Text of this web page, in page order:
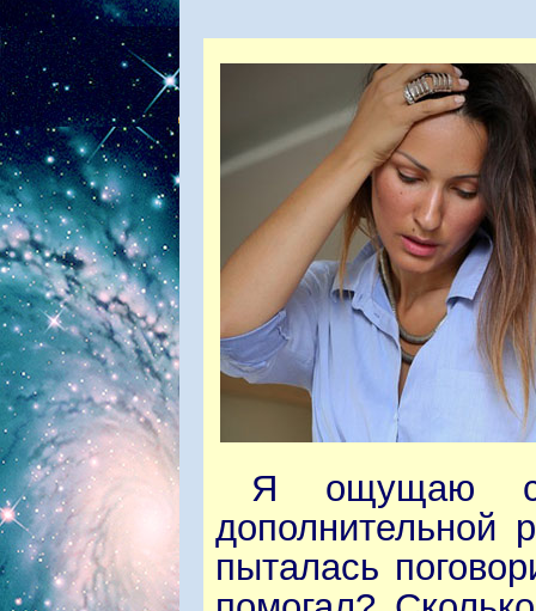
Я ощущаю
дополнительной
пыталась